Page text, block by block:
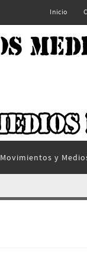
Inicio
Movimientos y